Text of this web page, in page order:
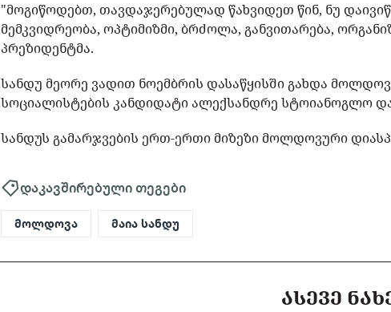
"მოგიწოდებთ, თავდაჯერებულად წახვიდეთ წინ, ნუ
მემკვიდრეობა, ოპტიმიზმი, ბრძოლა, განვითარება,
პრეზიდენტმა.
სანდუ მეორე ვადით ნოემბრის დასაწყისში გახდა
სოციალისტების კანდიდატი ალექსანდრე სტოიანოგლო
სანდუს გამარჯვების ერთ-ერთი მიზეზი მოლდოვური
დაკავშირებული თეგები
მოლდოვა მაია სანდუ
ᲐᲡᲔᲕᲔ